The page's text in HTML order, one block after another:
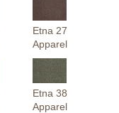
Etna 27
Apparel
Etna 38
Apparel